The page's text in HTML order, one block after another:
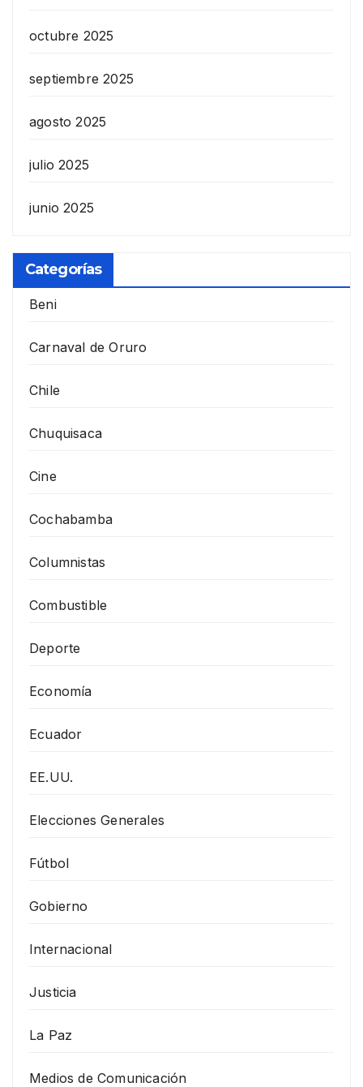
octubre 2025
septiembre 2025
agosto 2025
julio 2025
junio 2025
Categorías
Beni
Carnaval de Oruro
Chile
Chuquisaca
Cine
Cochabamba
Columnistas
Combustible
Deporte
Economía
Ecuador
EE.UU.
Elecciones Generales
Fútbol
Gobierno
Internacional
Justicia
La Paz
Medios de Comunicación